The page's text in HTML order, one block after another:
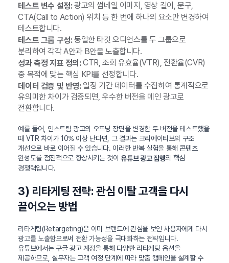
테스트 변수 설정:광고의 썸네일 이미지, 영상 길이, 문구,
CTA(Call to Action) 위치 등 한 번에 하나의 요소만 변경하여
테스트합니다.
테스트 그룹 구성:동일한 타깃 오디언스를 두 그룹으로
분리하여 각각 A안과 B안을 노출합니다.
성과 측정 지표 정의:CTR, 조회 유효율(VTR), 전환율(CVR)
중 목적에 맞는 핵심 KPI를 선정합니다.
데이터 검증 및 반영:일정 기간 데이터를 수집하여 통계적으로
유의미한 차이가 검증되면, 우수한 버전을 메인 광고로
전환합니다.
예를 들어, 인스트림 광고의 오프닝 장면을 변경한 두 버전을 테스트했을
때 VTR 차이가 10% 이상 난다면, 그 결과는 크리에이티브의 구조
개선으로 바로 이어질 수 있습니다. 이러한 반복 실험을 통해 콘텐츠
완성도를 점진적으로 향상시키는 것이유튜브 광고 집행의 핵심
경쟁력입니다.
3) 리타게팅 전략: 관심 이탈 고객을 다시
끌어오는 방법
리타게팅(Retargeting)은 이미 브랜드에 관심을 보인 사용자에게 다시
광고를 노출함으로써 전환 가능성을 극대화하는 전략입니다.
유튜브에서는 구글 광고 계정을 통해 다양한 리타게팅 옵션을
제공하므로, 실무자는 고객 여정 단계에 따라 맞춤 캠페인을 설계할 수